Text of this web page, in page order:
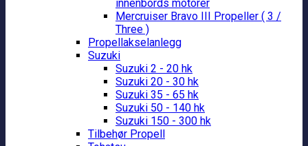
innenbords motorer
Mercruiser Bravo III Propeller ( 3 /
Three )
Propellakselanlegg
Suzuki
Suzuki 2 - 20 hk
Suzuki 20 - 30 hk
Suzuki 35 - 65 hk
Suzuki 50 - 140 hk
Suzuki 150 - 300 hk
Tilbehør Propell